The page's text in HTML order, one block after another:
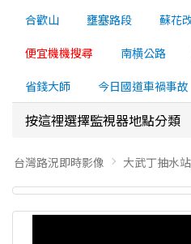
合歡山 壅塞路段 蘇花
便宜機機搜尋 南横公路
省錢大師 今日國道車禍事故
按這裡選擇監視器地點分類
台灣路況即時影像 大武丁抽水